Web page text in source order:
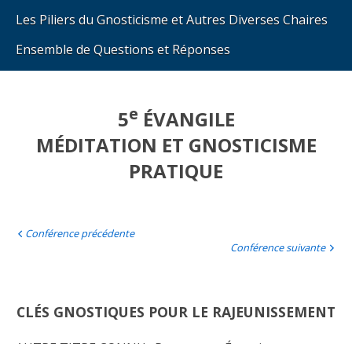
Les Piliers du Gnosticisme et Autres Diverses Chaires
Ensemble de Questions et Réponses
5e ÉVANGILE
MÉDITATION ET GNOSTICISME
PRATIQUE
Conférence précédente
Conférence suivante
CLÉS GNOSTIQUES POUR LE RAJEUNISSEMENT